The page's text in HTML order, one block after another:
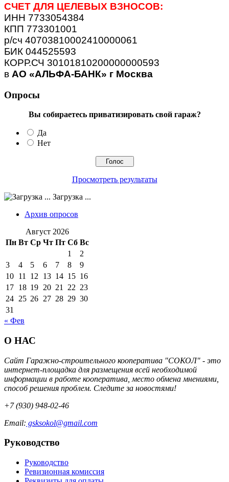
СЧЕТ ДЛЯ ЦЕЛЕВЫХ ВЗНОСОВ:
ИНН 7733054384
КПП 773301001
р/сч 40703810002410000061
БИК 044525593
КОРР.СЧ 30101810200000000593
в АО «АЛЬФА-БАНК» г Москва
Опросы
Вы собираетесь приватизировать свой гараж?
Да
Нет
Просмотреть результаты
Загрузка ...
Архив опросов
Август 2026
Пн Вт Ср Чт Пт Сб Вс
1
2
3
4 5 6 7 8
9
10 11 12 13 14 15 16
17 18 19 20 21 22 23
24 25 26 27 28 29 30
31
« Фев
О НАС
Сайт Гаражно-строительного кооператива "СОКОЛ" - это
интернет-площадка для размещения всей необходимой
информации в работе кооператива, место обмена мнениями,
способ решения проблем. Следите за новостями!
+7 (930) 948-02-46
Email: gsksokol@gmail.com
Руководство
Руководство
Ревизионная комиссия